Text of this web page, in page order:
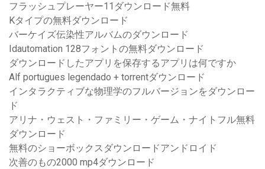
フラッシュプレーヤー11ダウンロード無料
Kタイプの無料ダウンロード
バーケイズ伝染性アルバムのダウンロード
Idautomation 128フォントの無料ダウンロード
ダウンロードしたアプリを保存するアプリは何ですか
Alf portugues legendado + torrentダウンロード
インタラクティブな物理学のフルバージョンをダウンロー
ド
アリナ・ウェスト・ファミリー・ゲーム・ナイトフル無料
ダウンロード
無料のショーボックスダウンロードアンドロイド
次善のもの2000 mp4ダウンロード